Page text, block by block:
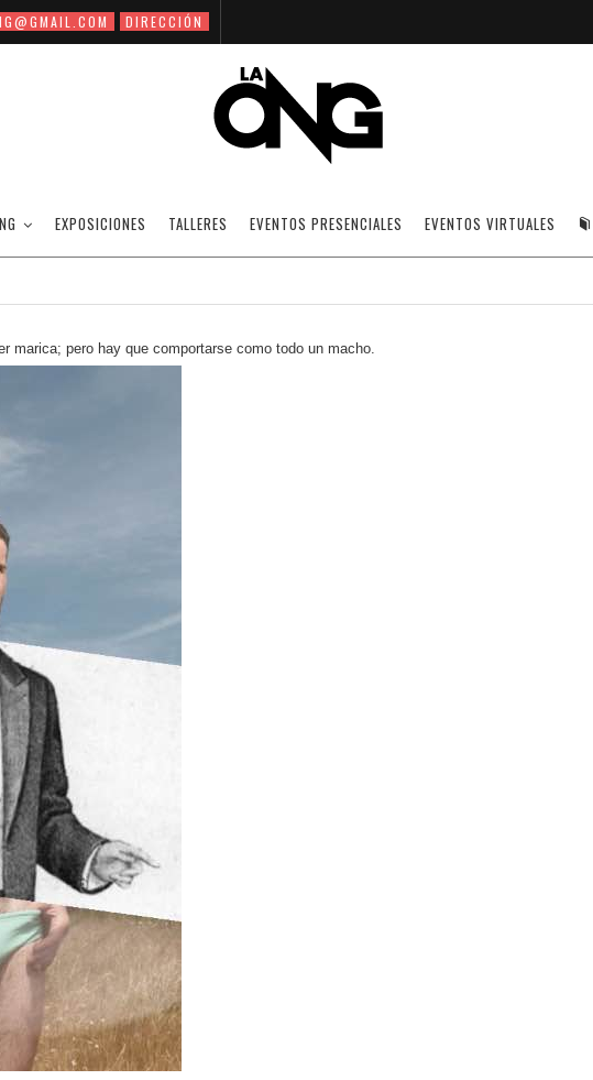
DIRECCIÓN
EXPOSICIONES TALLERES EVENTOS PRESENCIALES EVENTOS VIRTUALES
EL DANDI MODERNO / POR MARCOS DURÁN
2016 ARTICULOS · UNAS CUANTAS REALIDADES ALTERADAS / MARCOS DURÁN
marica; pero hay que comportarse como todo un macho.